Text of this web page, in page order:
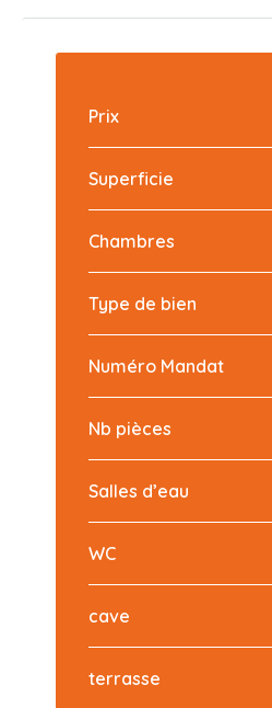
Prix
Superficie
Chambres
Type de bien
Numéro Mandat
Nb pièces
Salles d’eau
WC
cave
terrasse